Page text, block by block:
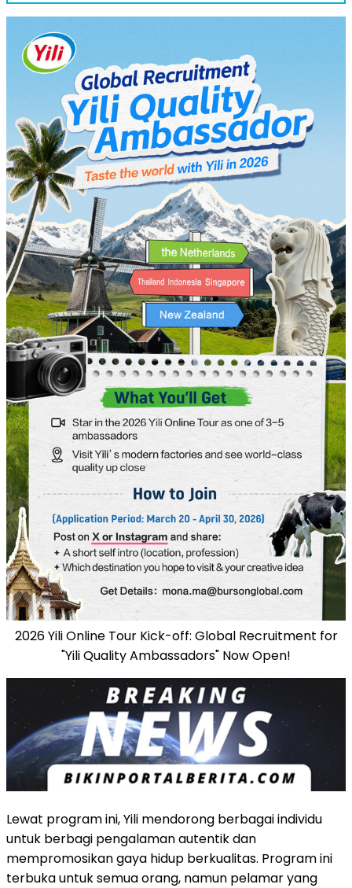
2026 Yili Online Tour Kick-off: Global Recruitment for
"Yili Quality Ambassadors" Now Open!
Lewat program ini, Yili mendorong berbagai individu
untuk berbagi pengalaman autentik dan
mempromosikan gaya hidup berkualitas. Program ini
terbuka untuk semua orang, namun pelamar yang